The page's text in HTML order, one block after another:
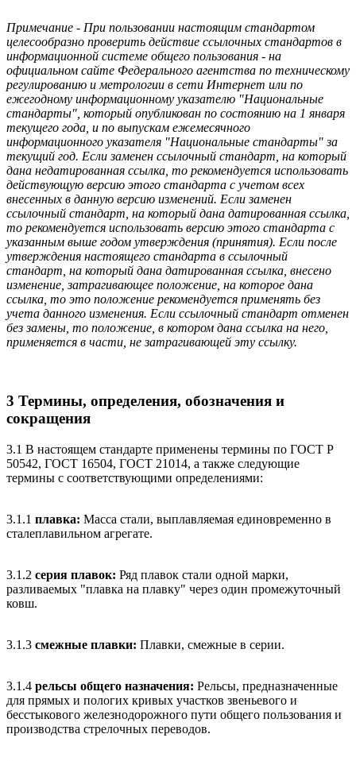
Примечание - При пользовании настоящим стандартом
целесообразно проверить действие ссылочных стандартов в
информационной системе общего пользования - на
официальном сайте Федерального агентства по техническому
регулированию и метрологии в сети Интернет или по
ежегодному информационному указателю "Национальные
стандарты", который опубликован по состоянию на 1 января
текущего года, и по выпускам ежемесячного
информационного указателя "Национальные стандарты" за
текущий год. Если заменен ссылочный стандарт, на который
дана недатированная ссылка, то рекомендуется использовать
действующую версию этого стандарта с учетом всех
внесенных в данную версию изменений. Если заменен
ссылочный стандарт, на который дана датированная ссылка,
то рекомендуется использовать версию этого стандарта с
указанным выше годом утверждения (принятия). Если после
утверждения настоящего стандарта в ссылочный
стандарт, на который дана датированная ссылка, внесено
изменение, затрагивающее положение, на которое дана
ссылка, то это положение рекомендуется применять без
учета данного изменения. Если ссылочный стандарт отменен
без замены, то положение, в котором дана ссылка на него,
применяется в части, не затрагивающей эту ссылку.
3 Термины, определения, обозначения и
сокращения
3.1 В настоящем стандарте применены термины по ГОСТ Р
50542, ГОСТ 16504, ГОСТ 21014, а также следующие
термины с соответствующими определениями:
3.1.1 плавка: Масса стали, выплавляемая единовременно в
сталеплавильном агрегате.
3.1.2 серия плавок: Ряд плавок стали одной марки,
разливаемых "плавка на плавку" через один промежуточный
ковш.
3.1.3 смежные плавки: Плавки, смежные в серии.
3.1.4 рельсы общего назначения: Рельсы, предназначенные
для прямых и пологих кривых участков звеньевого и
бесстыкового железнодорожного пути общего пользования и
производства стрелочных переводов.